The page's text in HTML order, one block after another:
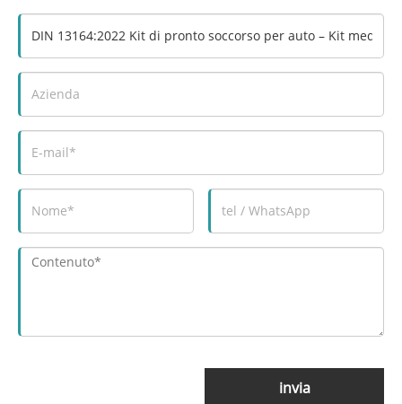
invia